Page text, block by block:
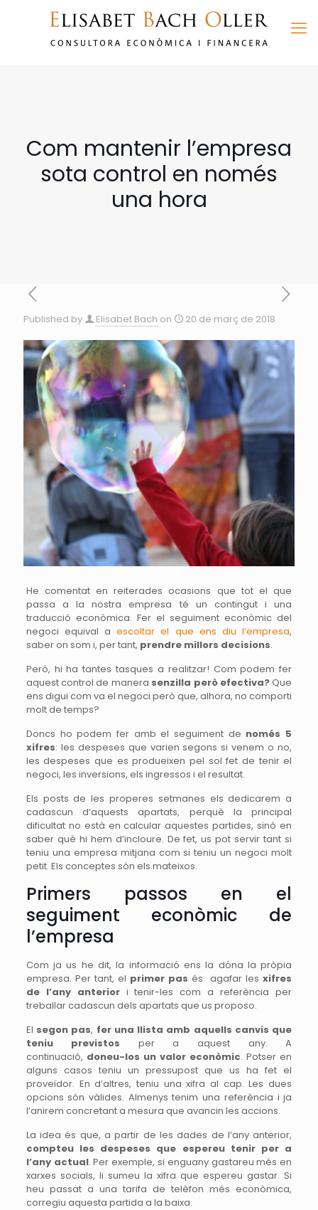
Com mantenir l’empresa
sota control en només
una hora
Published by Elisabet Bach on 20 de març de 2018
He comentat en reiterades ocasions que tot el que
passa a la nostra empresa té un contingut i una
traducció econòmica. Fer el seguiment econòmic del
negoci equival aescoltar el que ens diu l’empresa,
saber on som i, per tant, prendre millors decisions.
Però, hi ha tantes tasques a realitzar! Com podem fer
aquest control de manera senzilla però efectiva?Que
ens digui com va el negoci però que, alhora, no comporti
molt de temps?
Doncs ho podem fer amb el seguiment de només 5
xifres: les despeses que varien segons si venem o no,
les despeses que es produeixen pel sol fet de tenir el
negoci, les inversions, els ingressos i el resultat.
Els posts de les properes setmanes els dedicarem a
cadascun d’aquests apartats, perquè la principal
dificultat no està en calcular aquestes partides, sinó en
saber què hi hem d’incloure. De fet, us pot servir tant si
teniu una empresa mitjana com si teniu un negoci molt
petit. Els conceptes són els mateixos.
Primers passos en el
seguiment econòmic de
l’empresa
Com ja us he dit, la informació ens la dóna la pròpia
empresa. Per tant, el primer pas és agafar les xifres
de l’any anteriori tenir-les com a referència per
treballar cadascun dels apartats que us proposo.
El segon pas, fer una llista amb aquells canvis que
teniu previstos per a aquest any. A
continuació, doneu-los un valor econòmic. Potser en
alguns casos teniu un pressupost que us ha fet el
proveïdor. En d’altres, teniu una xifra al cap. Les dues
opcions són vàlides. Almenys tenim una referència i ja
l’anirem concretant a mesura que avancin les accions.
La idea és que, a partir de les dades de l’any anterior,
compteu les despeses que espereu tenir per a
l’any actual. Per exemple, si enguany gastareu més en
xarxes socials, li sumeu la xifra que espereu gastar. Si
heu passat a una tarifa de telèfon més econòmica,
corregiu aquesta partida a la baixa.